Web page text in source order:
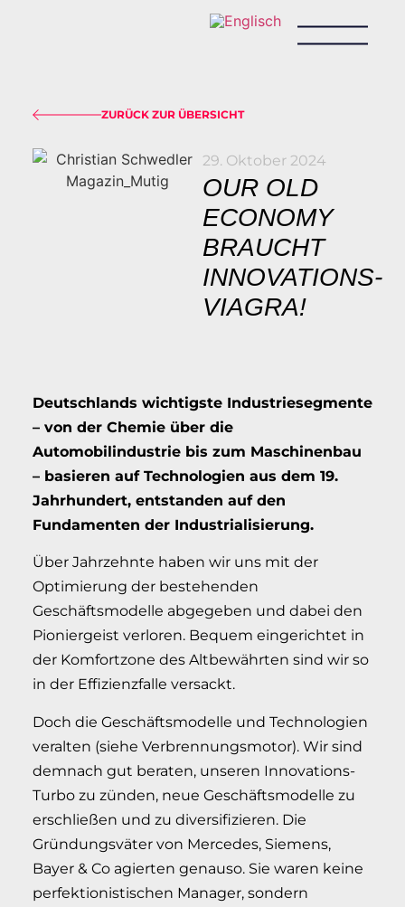
ZURÜCK ZUR ÜBERSICHT
29. Oktober 2024
OUR OLD
ECONOMY
BRAUCHT
INNOVATIONS-
VIAGRA!
Deutschlands wichtigste Industriesegmente
– von der Chemie über die
Automobilindustrie bis zum Maschinenbau
– basieren auf Technologien aus dem 19.
Jahrhundert, entstanden auf den
Fundamenten der Industrialisierung.
Über Jahrzehnte haben wir uns mit der
Optimierung der bestehenden
Geschäftsmodelle abgegeben und dabei den
Pioniergeist verloren. Bequem eingerichtet in
der Komfortzone des Altbewährten sind wir so
in der Effizienzfalle versackt.
Doch die Geschäftsmodelle und Technologien
veralten (siehe Verbrennungsmotor). Wir sind
demnach gut beraten, unseren Innovations-
Turbo zu zünden, neue Geschäftsmodelle zu
erschließen und zu diversifizieren. Die
Gründungsväter von Mercedes, Siemens,
Bayer & Co agierten genauso. Sie waren keine
perfektionistischen Manager, sondern